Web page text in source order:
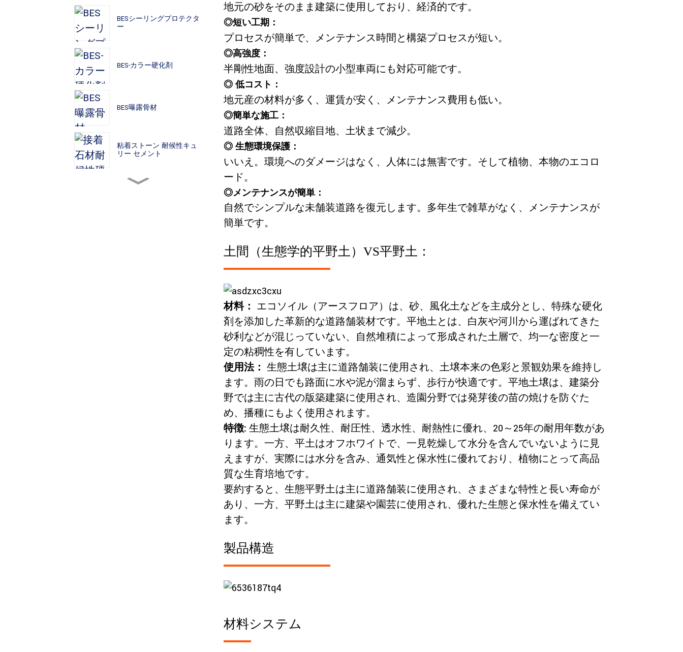
BESシーリングプロテクタ
ー
BES-カラー硬化剤
BES曝露骨材
粘着ストーン 耐候性キュ
リー セメント
地元の砂をそのまま建築に使用しており、経済的です。
◎短い工期：
プロセスが簡単で、メンテナンス時間と構築プロセスが短い。
◎高強度：
半剛性地面、強度設計の小型車両にも対応可能です。
◎ 低コスト：
地元産の材料が多く、運賃が安く、メンテナンス費用も低い。
◎簡単な施工：
道路全体、自然収縮目地、土状まで減少。
◎ 生態環境保護：
いいえ。環境へのダメージはなく、人体には無害です。 そして植物、本物のエコロ
ード。
◎メンテナンスが簡単：
自然でシンプルな未舗装道路を復元します。多年生で雑草がなく、メンテナンスが
簡単です。
土間（生態学的平野土）VS平野土：
材料： エコソイル（アースフロア）は、砂、風化土などを主成分とし、特殊な硬化
剤を添加した革新的な道路舗装材です。平地土とは、白灰や河川から運ばれてきた
砂利などが混じっていない、自然堆積によって形成された土層で、均一な密度と一
定の粘稠性を有しています。
使用法： 生態土壌は主に道路舗装に使用され、土壌本来の色彩と景観効果を維持し
ます。雨の日でも路面に水や泥が溜まらず、歩行が快適です。平地土壌は、建築分
野では主に古代の版築建築に使用され、造園分野では発芽後の苗の焼けを防ぐた
め、播種にもよく使用されます。
特徴: 生態土壌は耐久性、耐圧性、透水性、耐熱性に優れ、20～25年の耐用年数があ
ります。一方、平土はオフホワイトで、一見乾燥して水分を含んでいないように見
えますが、実際には水分を含み、通気性と保水性に優れており、植物にとって高品
質な生育培地です。
要約すると、生態平野土は主に道路舗装に使用され、さまざまな特性と長い寿命が
あり、一方、平野土は主に建築や園芸に使用され、優れた生態と保水性を備えてい
ます。
製品構造
材料システム